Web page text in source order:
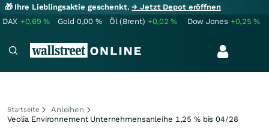
🎁 Ihre Lieblingsaktie geschenkt.→ Jetzt Depot eröffnen
DAX +0,69% Gold 0,00 % Öl (Brent) +0,02% Dow Jones +0,25%
Startseite
Anleihen
Veolia Environnement Unternehmensanleihe 1,25 % bis 04/28